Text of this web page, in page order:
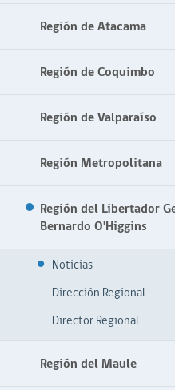
Región de Atacama
Región de Coquimbo
Región de Valparaíso
Región Metropolitana
Región del Libertador
Bernardo O'Higgins
Noticias
Dirección Regional
Director Regional
Región del Maule